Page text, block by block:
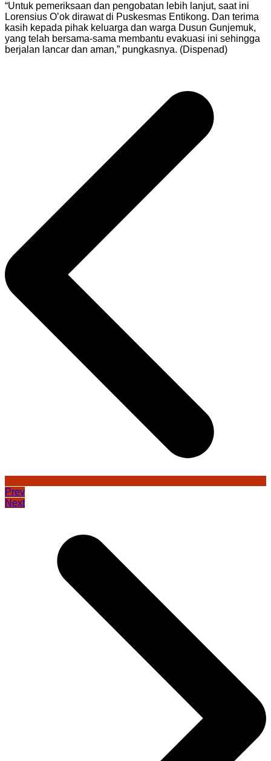
“Untuk pemeriksaan dan pengobatan lebih lanjut, saat ini
Lorensius O’ok dirawat di Puskesmas Entikong. Dan terima
kasih kepada pihak keluarga dan warga Dusun Gunjemuk,
yang telah bersama-sama membantu evakuasi ini sehingga
berjalan lancar dan aman,” pungkasnya. (Dispenad)
Prev
Next